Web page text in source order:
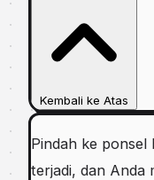
Kembali ke Atas
Pindah ke ponsel
terjadi, dan Anda